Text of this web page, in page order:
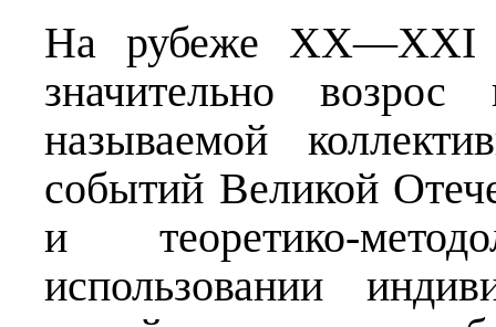
На рубеже XX—XXI
значительно
называемой
событий Великой
и теоретико-
использовании